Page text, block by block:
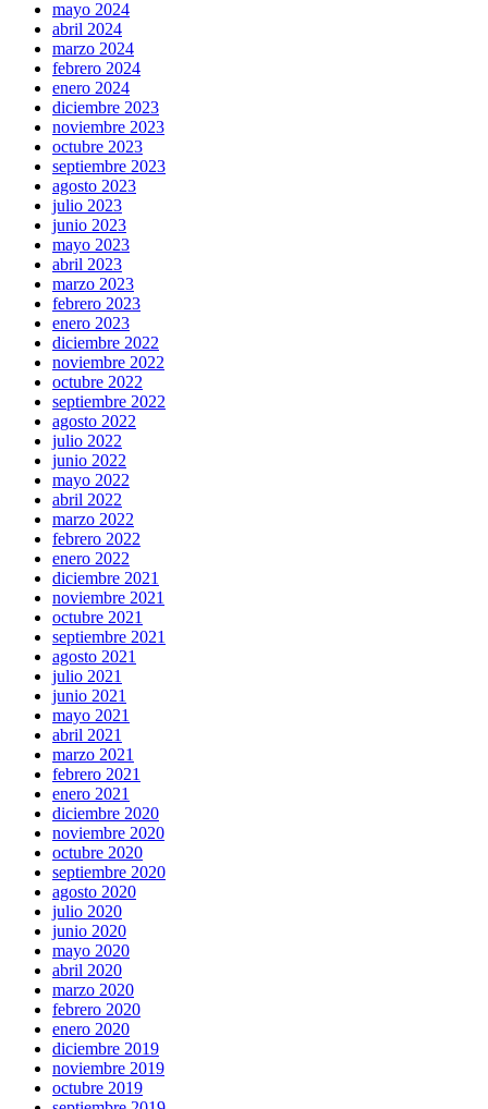
mayo 2024
abril 2024
marzo 2024
febrero 2024
enero 2024
diciembre 2023
noviembre 2023
octubre 2023
septiembre 2023
agosto 2023
julio 2023
junio 2023
mayo 2023
abril 2023
marzo 2023
febrero 2023
enero 2023
diciembre 2022
noviembre 2022
octubre 2022
septiembre 2022
agosto 2022
julio 2022
junio 2022
mayo 2022
abril 2022
marzo 2022
febrero 2022
enero 2022
diciembre 2021
noviembre 2021
octubre 2021
septiembre 2021
agosto 2021
julio 2021
junio 2021
mayo 2021
abril 2021
marzo 2021
febrero 2021
enero 2021
diciembre 2020
noviembre 2020
octubre 2020
septiembre 2020
agosto 2020
julio 2020
junio 2020
mayo 2020
abril 2020
marzo 2020
febrero 2020
enero 2020
diciembre 2019
noviembre 2019
octubre 2019